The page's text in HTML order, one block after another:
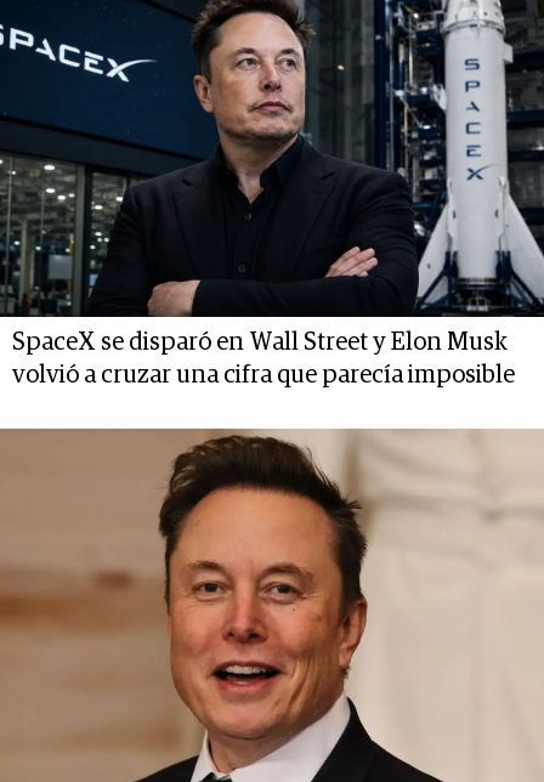
SpaceX se disparó en Wall Street y Elon Musk
volvió a cruzar una cifra que parecía imposible